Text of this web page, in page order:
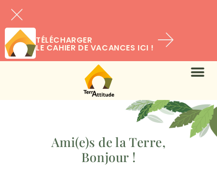
TÉLÉCHARGER
LE CAHIER DE VACANCES ICI !
Ami(e)s de la Terre,
Bonjour !